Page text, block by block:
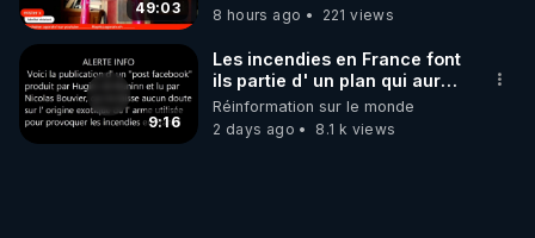
49:03
8 hours ago
221 views
9:16
Les incendies en France font
ils partie d' un plan qui aurait
débuté le 11 septembre 2001
?
Réinformation sur le monde
2 days ago
8.1 k views